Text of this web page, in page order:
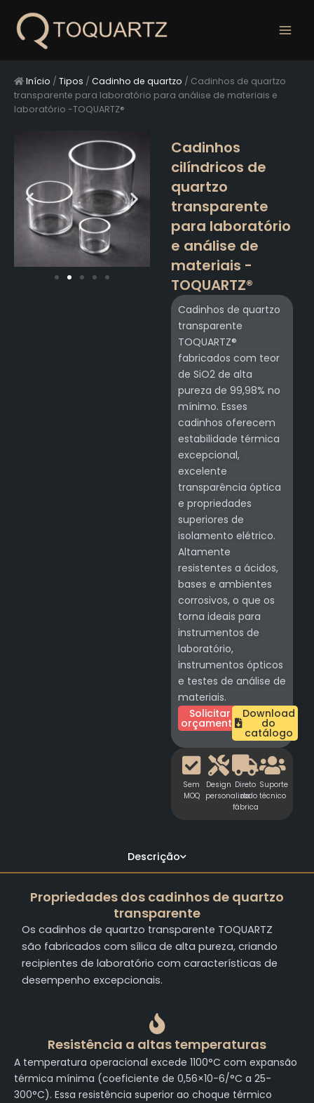
para
Início / Tipos / Cadinho de quartzo / Cadinhos de quartzo
transparente para laboratório para análise de materiais e
laboratório -TOQUARTZ®
Cadinhos
cilíndricos de
quartzo
transparente
para laboratório
e análise de
materiais -
TOQUARTZ®
Cadinhos de quartzo
transparente
TOQUARTZ®
fabricados com teor
de SiO2 de alta
pureza de 99,98% no
mínimo. Esses
cadinhos oferecem
estabilidade térmica
excepcional,
excelente
transparência óptica
e propriedades
superiores de
isolamento elétrico.
Altamente
resistentes a ácidos,
bases e ambientes
corrosivos, o que os
torna ideais para
instrumentos de
laboratório,
instrumentos ópticos
e testes de análise de
materiais.
Solicitar
orçamento
Download
do
catálogo
Sem
MOQ
Design
personalizado
Direto
da
fábrica
Suporte
técnico
Descrição
Propriedades dos cadinhos de quartzo
transparente
Os cadinhos de quartzo transparente TOQUARTZ
são fabricados com sílica de alta pureza, criando
recipientes de laboratório com características de
desempenho excepcionais.
Resistência a altas temperaturas
A temperatura operacional excede 1100°C com expansão
térmica mínima (coeficiente de 0,56×10-6/°C a 25-
300°C). Essa resistência superior ao choque térmico